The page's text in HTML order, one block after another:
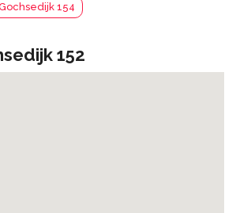
154
152